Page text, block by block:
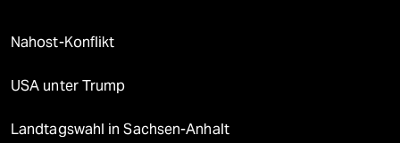
Nahost-Konflikt
USA unter Trump
Landtagswahl in Sachsen-Anhalt